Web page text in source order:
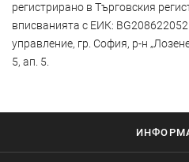
регистрирано в Търговския
вписванията с ЕИК:
управление, гр. София, р-н
5, ап. 5.